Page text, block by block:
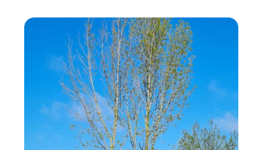
Deze
optie
kan
gekozen
worden
op
de
productpagina